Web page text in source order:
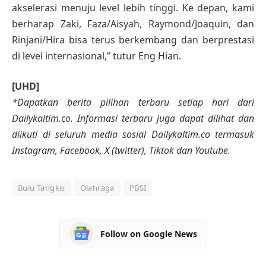
akselerasi menuju level lebih tinggi. Ke depan, kami
berharap Zaki, Faza/Aisyah, Raymond/Joaquin, dan
Rinjani/Hira bisa terus berkembang dan berprestasi
di level internasional,” tutur Eng Hian.
[UHD]
*Dapatkan berita pilihan terbaru setiap hari dari
Dailykaltim.co. Informasi terbaru juga dapat dilihat dan
diikuti di seluruh media sosial Dailykaltim.co termasuk
Instagram, Facebook, X (twitter), Tiktok dan Youtube.
Bulu Tangkis Olahraga PBSI
Follow on Google News